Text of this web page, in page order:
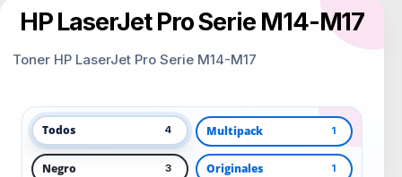
HP LaserJet Pro Serie M14-M17
Toner HP LaserJet Pro Serie M14-M17
Todos 4 Multipack 1
Negro 3 Originales 1